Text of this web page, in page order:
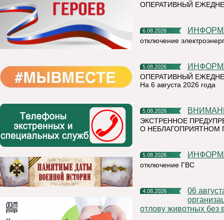
ОПЕРАТИВНЫЙ
6.08.2026
отключение
5.08.2026
ОПЕРАТИВНЫЙ
На 6 августа 2026 года
5.08.2026
ЭКСТРЕННОЕ
О НЕБЛАГОПРИЯТНОМ
5.08.2026
отключение ГВС
4.08.2026
06 августа 2026 года на территории Княжпогостского района,
отлову животных без